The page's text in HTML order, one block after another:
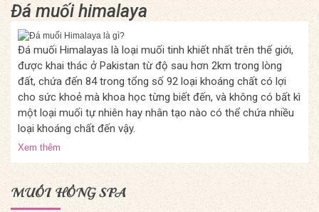
Đá muối himalaya
Đá muối Himalayas là loại muối tinh khiết nhất trên thế giới,
được khai thác ở Pakistan từ độ sau hơn 2km trong lòng
đất, chứa đến 84 trong tổng số 92 loại khoáng chất có lợi
cho sức khoẻ mà khoa học từng biết đến, và không có bất kì
một loại muối tự nhiên hay nhân tạo nào có thể chứa nhiều
loại khoáng chất đến vậy.
Xem thêm
MUỐI HỒNG SPA